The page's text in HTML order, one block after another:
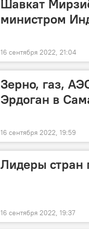
Шавкат
министром
16 сентября 2022, 21:04
Зерно, газ,
Эрдоган в
16 сентября 2022, 19:59
Лидеры стран
16 сентября 2022, 19:37